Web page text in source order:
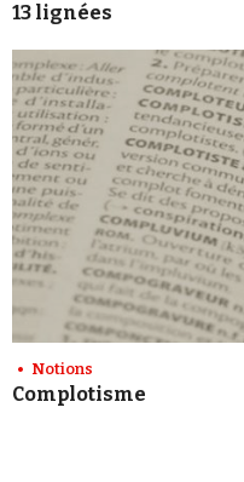
13 lignées
Notions
Complotisme